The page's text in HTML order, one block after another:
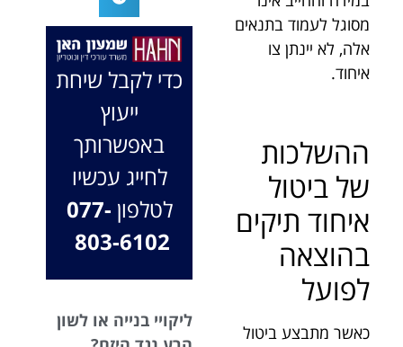
מסוגל לעמוד בתנאים
אלה, לא יינתן צו
איחוד.
ההשלכות
של ביטול
איחוד תיקים
בהוצאה
לפועל
כאשר מתבצע ביטול
פעמיים, הקשיב
לי ולקח את התיק
שלי פרו בונו מכל
הלב.
בהמשך. תמיד
כאן בשבילך.
בברכה, משרד
עו"ד שמעון האן
ונוטריון
כדי לקבל שיחת
ייעוץ
באפשרותך
לחייג עכשיו
לטלפון 077-
803-6102
ליקויי בנייה או לשון